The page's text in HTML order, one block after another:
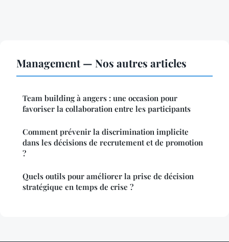
Management — Nos autres articles
Team building à angers : une occasion pour
favoriser la collaboration entre les participants
Comment prévenir la discrimination implicite
dans les décisions de recrutement et de promotion
?
Quels outils pour améliorer la prise de décision
stratégique en temps de crise ?